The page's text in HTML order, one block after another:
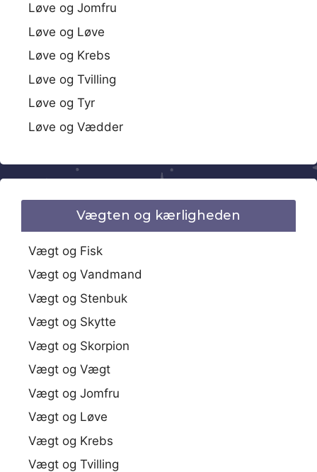
Løve og Jomfru
Løve og Løve
Løve og Krebs
Løve og Tvilling
Løve og Tyr
Løve og Vædder
Vægten og kærligheden
Vægt og Fisk
Vægt og Vandmand
Vægt og Stenbuk
Vægt og Skytte
Vægt og Skorpion
Vægt og Vægt
Vægt og Jomfru
Vægt og Løve
Vægt og Krebs
Vægt og Tvilling